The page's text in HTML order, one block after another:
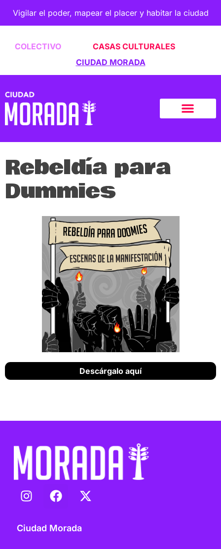
Vigilar el poder, mapear el placer y habitar la ciudad
COLECTIVO
CASAS CULTURALES
CIUDAD MORADA
Rebeldía para
Dummies
Descárgalo aquí
Ciudad Morada